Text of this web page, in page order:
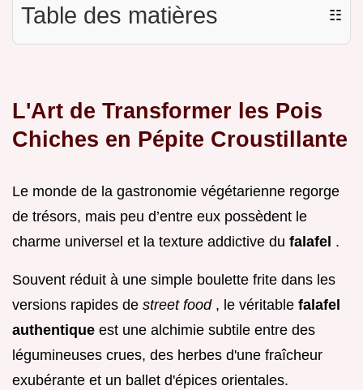
Table des matières ☷
L'Art de Transformer les Pois
Chiches en Pépite Croustillante
Le monde de la gastronomie végétarienne regorge
de trésors, mais peu d’entre eux possèdent le
charme universel et la texture addictive du falafel .
Souvent réduit à une simple boulette frite dans les
versions rapides de street food , le véritable falafel
authentique est une alchimie subtile entre des
légumineuses crues, des herbes d'une fraîcheur
exubérante et un ballet d'épices orientales.